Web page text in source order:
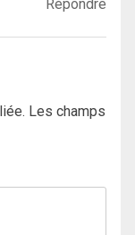
Répondre
Les champs